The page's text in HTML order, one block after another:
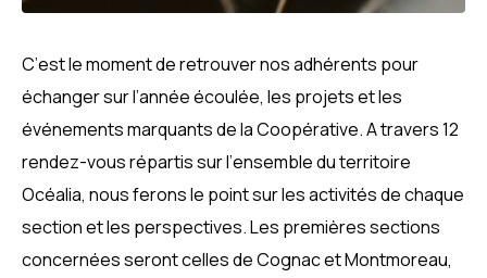
C’est le moment de retrouver nos adhérents pour
échanger sur l’année écoulée, les projets et les
événements marquants de la Coopérative. A travers 12
rendez-vous répartis sur l’ensemble du territoire
Océalia, nous ferons le point sur les activités de chaque
section et les perspectives. Les premières sections
concernées seront celles de Cognac et Montmoreau,